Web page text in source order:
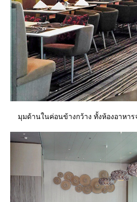
มุมด้านในค่อนข้างกว้าง ทั้งห้องอาหา